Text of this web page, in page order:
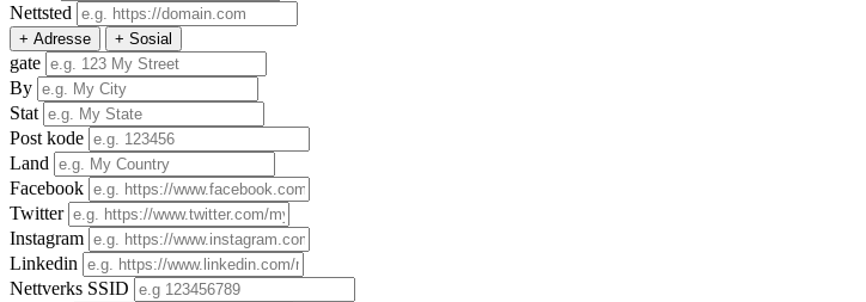
Nettsted
+ Adresse + Sosial
gate
By
Stat
Post kode
Land
Facebook
Twitter
Instagram
Linkedin
Nettverks SSID